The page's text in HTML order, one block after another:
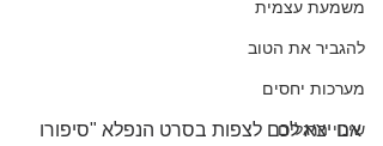
משמעת עצמית
להגביר את הטוב
מערכות יחסים
שינוי הרגלים
אם יצא לכם לצפות בסרט הנפלא "סיפורו